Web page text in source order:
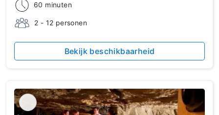
60 minuten
2 - 12 personen
Bekijk beschikbaarheid